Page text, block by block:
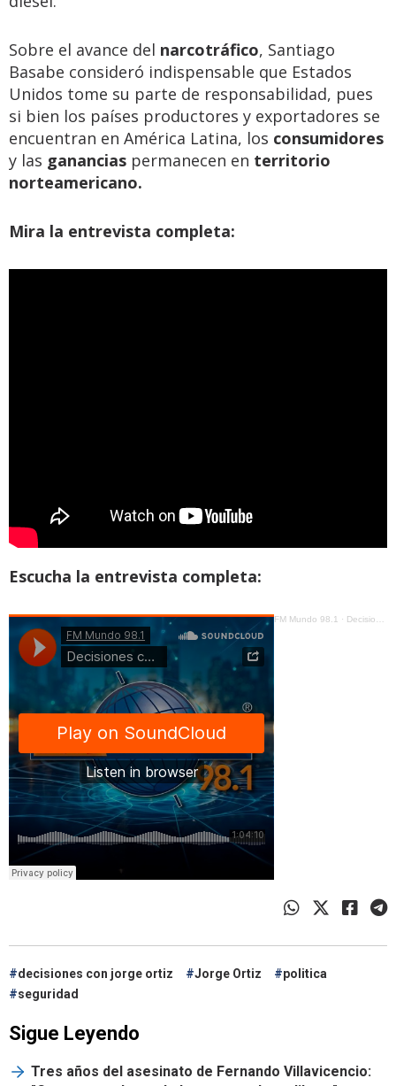
Sobre el avance del narcotráfico, Santiago
Basabe consideró indispensable que Estados
Unidos tome su parte de responsabilidad, pues
si bien los países productores y exportadores se
encuentran en América Latina, los consumidores
y las ganancias permanecen en territorio
norteamericano.
Mira la entrevista completa:
Escucha la entrevista completa:
FM Mundo 98.1 · Decisiones con Jorge Ortiz - Ecuador: entre tensiones, aciertos y desaciertos - 20 de marzo de 2026
decisiones con jorge ortiz Jorge Ortiz
politica
seguridad
Sigue Leyendo
Tres años del asesinato de Fernando Villavicencio: